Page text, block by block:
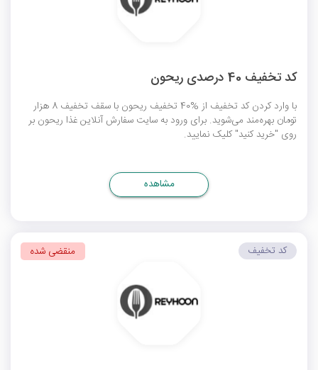
کد تخفیف 40 درصدی ریحون
با وارد کردن کد تخفیف از %40 تخفیف ریحون با سقف تخفیف 8 هزار
تومان بهره‌مند می‌شوید. برای ورود به سایت سفارش آنلاین غذا ریحون بر
روی "خرید کنید" کلیک نمایید.
مشاهده
کد تخفیف منقضی شده